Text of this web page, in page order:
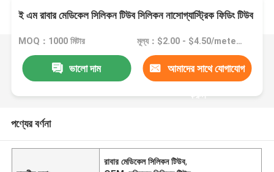
ই এম রাবার মেডিকেল সিলিকন টিউব সিলিকন নাসোগ্যাস্ট্রিক ফিডিং টিউব
MOQ：1000 মিটার মূল্য：$2.00 - $4.50/meters
ভালো দাম আমাদের সাথে যোগাযোগ
করুন
পণ্যের বর্ণনা
রাবার মেডিকেল সিলিকন টিউব,